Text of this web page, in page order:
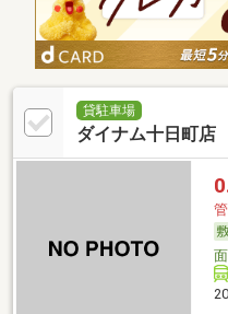
貸駐車場
ダイナム十日町店